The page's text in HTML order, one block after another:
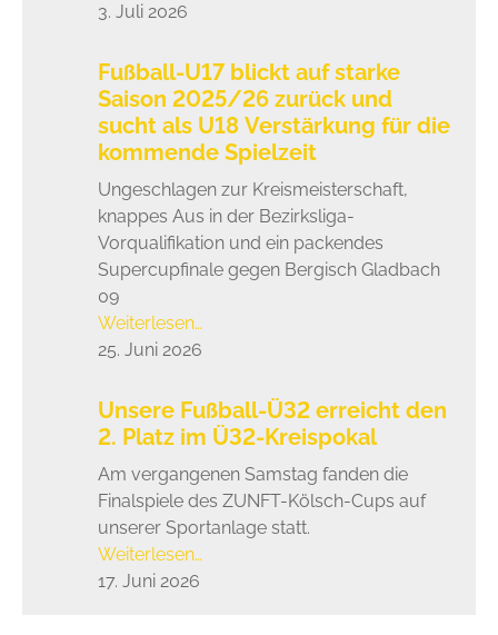
3. Juli 2026
Fußball-U17 blickt auf starke
Saison 2025/26 zurück und
sucht als U18 Verstärkung für die
kommende Spielzeit
Ungeschlagen zur Kreismeisterschaft,
knappes Aus in der Bezirksliga-
Vorqualifikation und ein packendes
Supercupfinale gegen Bergisch Gladbach
09
Weiterlesen…
25. Juni 2026
Unsere Fußball-Ü32 erreicht den
2. Platz im Ü32-Kreispokal
Am vergangenen Samstag fanden die
Finalspiele des ZUNFT-Kölsch-Cups auf
unserer Sportanlage statt.
Weiterlesen…
17. Juni 2026